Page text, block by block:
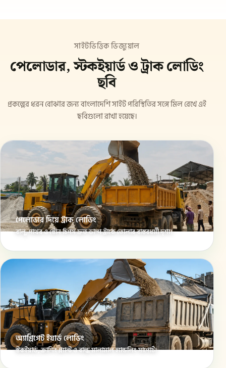
সাইটভিত্তিক ভিজ্যুয়াল
পেলোডার, স্টকইয়ার্ড ও ট্রাক লোডিং
ছবি
প্রকল্পের ধরন বোঝার জন্য বাংলাদেশি সাইট পরিস্থিতির সঙ্গে মিল রেখে এই
ছবিগুলো রাখা হয়েছে।
পেলোডার দিয়ে ট্রাক লোডিং
বালু, পাথর ও স্টোন চিপস দ্রুত ডাম্প ট্রাকে তোলার বাস্তবধর্মী দৃশ্য।
অ্যাগ্রিগেট ইয়ার্ড লোডিং
স্টকইয়ার্ড, ক্রাশিং প্ল্যান্ট ও বাল্ক মালামাল হ্যান্ডলিং সাপোর্ট।